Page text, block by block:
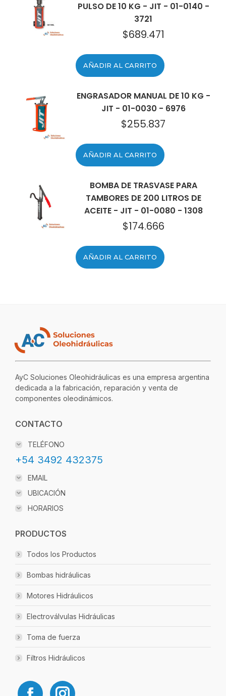
PULSO DE 10 KG - JIT - 01-0140 -
3721
$689.471
AÑADIR AL CARRITO
ENGRASADOR MANUAL DE 10 KG -
JIT - 01-0030 - 6976
$255.837
AÑADIR AL CARRITO
BOMBA DE TRASVASE PARA
TAMBORES DE 200 LITROS DE
ACEITE - JIT - 01-0080 - 1308
$174.666
AÑADIR AL CARRITO
AyC Soluciones Oleohidráulicas es una empresa argentina
dedicada a la fabricación, reparación y venta de
componentes oleodinámicos.
CONTACTO
TELÉFONO
+54 3492 432375
EMAIL
UBICACIÓN
HORARIOS
PRODUCTOS
Todos los Productos
Bombas hidráulicas
Motores Hidráulicos
Electroválvulas Hidráulicas
Toma de fuerza
Filtros Hidráulicos